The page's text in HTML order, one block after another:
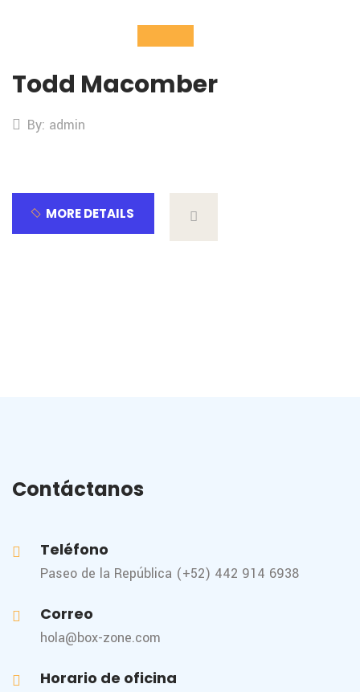
02
Nov
Todd Macomber
By: admin
MORE DETAILS
Contáctanos
Teléfono
Paseo de la República (+52) 442 914 6938
Correo
hola@box-zone.com
Horario de oficina